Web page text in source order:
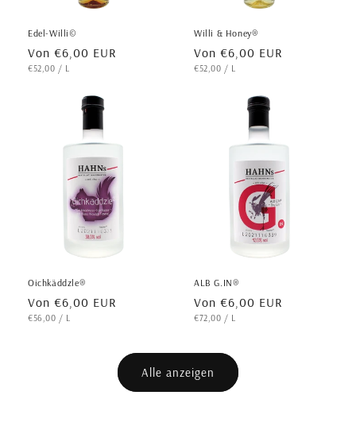
Edel-Willi©
Normaler Preis
Von €6,00 EUR
GRUNDPREIS
€52,00 / PRO
L
Willi & Honey®
Normaler Preis
Von €6,00 EUR
GRUNDPREIS
€52,00 / PRO
L
Oichkäddzle®
Normaler Preis
Von €6,00 EUR
GRUNDPREIS
€56,00 / PRO
L
ALB G.IN®
Normaler Preis
Von €6,00 EUR
GRUNDPREIS
€72,00 / PRO
L
Alle anzeigen